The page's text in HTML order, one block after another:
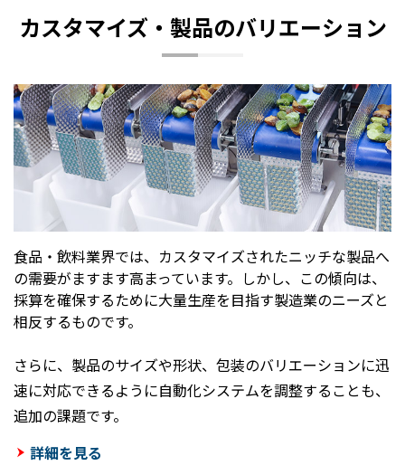
カスタマイズ・製品のバリエーション
食品・飲料業界では、カスタマイズされたニッチな製品へ
の需要がますます高まっています。しかし、この傾向は、
採算を確保するために大量生産を目指す製造業のニーズと
相反するものです。
さらに、製品のサイズや形状、包装のバリエーションに迅
速に対応できるように自動化システムを調整することも、
追加の課題です。
詳細を見る